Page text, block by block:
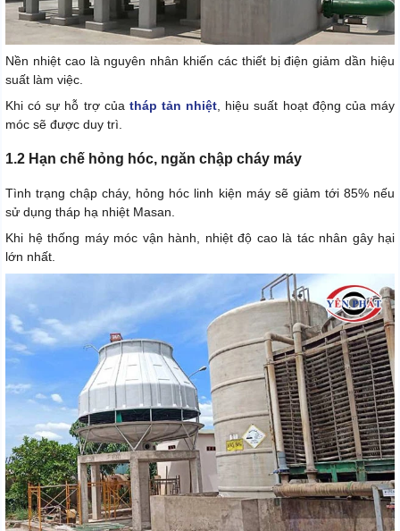
Nền nhiệt cao là nguyên nhân khiến các thiết bị điện giảm dần hiệu
suất làm việc.
Khi có sự hỗ trợ của tháp tản nhiệt , hiệu suất hoạt động của máy
móc sẽ được duy trì.
1.2 Hạn chế hỏng hóc, ngăn chập cháy máy
Tình trạng chập cháy, hỏng hóc linh kiện máy sẽ giảm tới 85% nếu
sử dụng tháp hạ nhiệt Masan.
Khi hệ thống máy móc vận hành, nhiệt độ cao là tác nhân gây hại
lớn nhất.